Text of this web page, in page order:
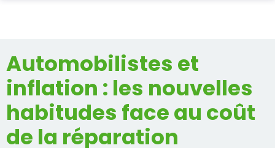
Total
Acheter
ENLÈVEMENT EPAVE
ALLO CASSE AUTO
SUR PLACE
Automobilistes et
inflation : les nouvelles
habitudes face au coût
de la réparation